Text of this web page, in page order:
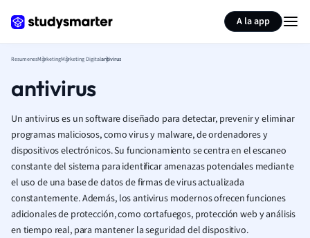
A la app
ResumenesMarketingMarketing Digitalantivirus
antivirus
Un antivirus es un software diseñado para detectar, prevenir y eliminar
programas maliciosos, como virus y malware, de ordenadores y
dispositivos electrónicos. Su funcionamiento se centra en el escaneo
constante del sistema para identificar amenazas potenciales mediante
el uso de una base de datos de firmas de virus actualizada
constantemente. Además, los antivirus modernos ofrecen funciones
adicionales de protección, como cortafuegos, protección web y análisis
en tiempo real, para mantener la seguridad del dispositivo.
Resumir página